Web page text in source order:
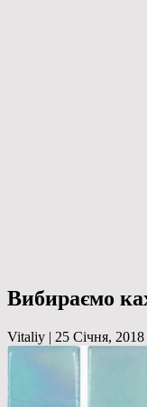
Вибираємо
Vitaliy | 25 Січня, 2018